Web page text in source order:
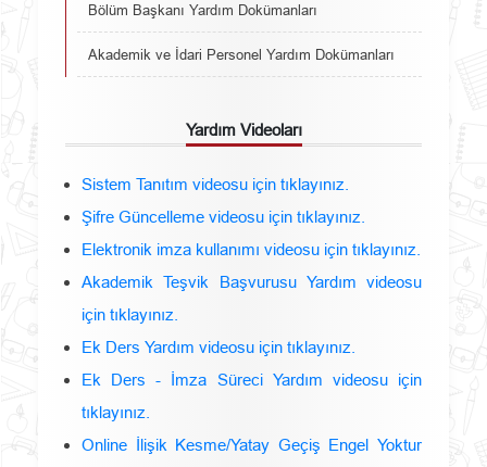
Bölüm Başkanı Yardım Dokümanları
Akademik ve İdari Personel Yardım Dokümanları
Yardım Videoları
Sistem Tanıtım videosu için tıklayınız.
Şifre Güncelleme videosu için tıklayınız.
Elektronik imza kullanımı videosu için tıklayınız.
Akademik Teşvik Başvurusu Yardım videosu
için tıklayınız.
Ek Ders Yardım videosu için tıklayınız.
Ek Ders - İmza Süreci Yardım videosu için
tıklayınız.
Online İlişik Kesme/Yatay Geçiş Engel Yoktur